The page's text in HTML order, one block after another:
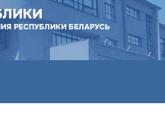
РЕСПУБЛИКИ БЕЛАРУСЬ